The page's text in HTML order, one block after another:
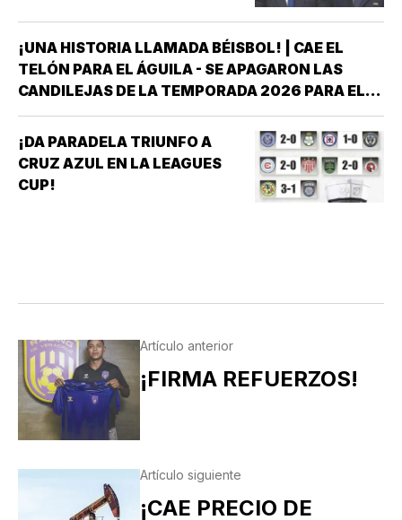
¡UNA HISTORIA LLAMADA BÉISBOL! | CAE EL
TELÓN PARA EL ÁGUILA - SE APAGARON LAS
CANDILEJAS DE LA TEMPORADA 2026 PARA EL
ÁGUILA DE VERACRUZ *LA NOVENA JAROCHA
CERRÓ SU CALENDARIO CON UNA VICTORIA DE
10-6 SOBRE PERICOS DE PUEBLA, PERO EL
TRIUNFO YA NO…
¡DA PARADELA TRIUNFO A
CRUZ AZUL EN LA LEAGUES
CUP!
Artículo anterior
¡FIRMA REFUERZOS!
Artículo siguiente
¡CAE PRECIO DE